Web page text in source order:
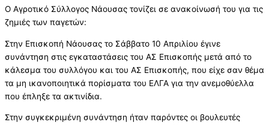
Ο Αγροτικό Σύλλογος Νάουσας τονίζει σε ανακοίνωσή του για τις
ζημιές των παγετών:
Στην Επισκοπή Νάουσας το Σάββατο 10 Απριλίου έγινε
συνάντηση στις εγκαταστάσεις του ΑΣ Επισκοπής μετά από το
κάλεσμα του συλλόγου και του ΑΣ Επισκοπής, που είχε σαν θέμα
τα μη ικανοποιητικά πορίσματα του ΕΛΓΑ για την ανεμοθύελλα
που έπληξε τα ακτινίδια.
Στην συγκεκριμένη συνάντηση ήταν παρόντες οι βουλευτές